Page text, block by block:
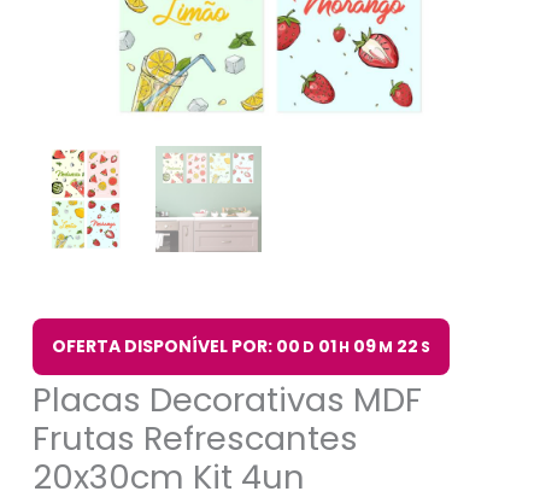
OFERTA DISPONÍVEL POR: 00 D 01H 09M 21S
Placas Decorativas MDF
Frutas Refrescantes
20x30cm Kit 4un